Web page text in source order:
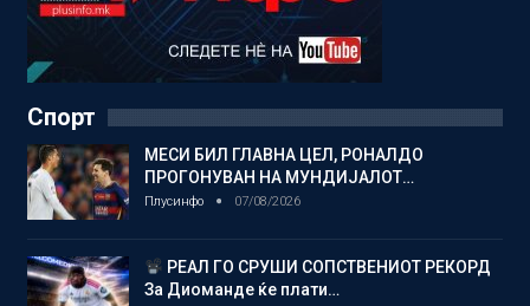
Спорт
МЕСИ БИЛ ГЛАВНА ЦЕЛ, РОНАЛДО
ПРОГОНУВАН НА МУНДИЈАЛОТ…
Плусинфо 07/08/2026
РЕАЛ ГО СРУШИ СОПСТВЕНИОТ РЕКОРД
За Диоманде ќе плати…